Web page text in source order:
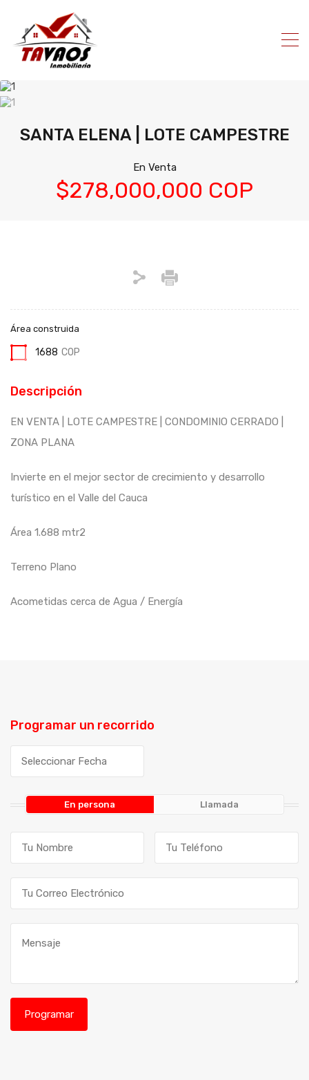
SANTA ELENA | LOTE CAMPESTRE
En Venta
$278,000,000 COP
Área construida
1688 COP
Descripción
EN VENTA | LOTE CAMPESTRE | CONDOMINIO CERRADO |
ZONA PLANA
Invierte en el mejor sector de crecimiento y desarrollo
turístico en el Valle del Cauca
Área 1.688 mtr2
Terreno Plano
Acometidas cerca de Agua / Energía
Programar un recorrido
En persona Llamada